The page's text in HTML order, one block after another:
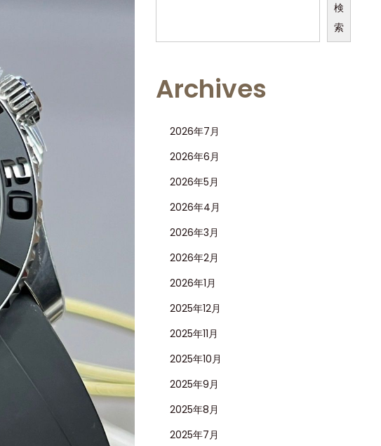
検
索
Archives
2026年7月
2026年6月
2026年5月
2026年4月
2026年3月
2026年2月
2026年1月
2025年12月
2025年11月
2025年10月
2025年9月
2025年8月
2025年7月